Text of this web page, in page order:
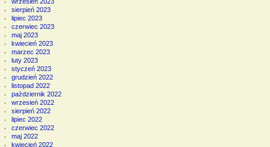
sierpień 2023
lipiec 2023
czerwiec 2023
maj 2023
kwiecień 2023
marzec 2023
luty 2023
styczeń 2023
grudzień 2022
listopad 2022
październik 2022
wrzesień 2022
sierpień 2022
lipiec 2022
czerwiec 2022
maj 2022
kwiecień 2022